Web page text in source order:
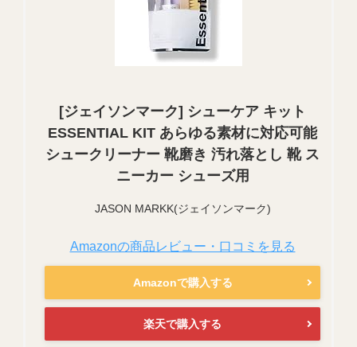
[ジェイソンマーク] シューケア キット
ESSENTIAL KIT あらゆる素材に対応可能
シュークリーナー 靴磨き 汚れ落とし 靴 ス
ニーカー シューズ用
JASON MARKK(ジェイソンマーク)
Amazonの商品レビュー・口コミを見る
Amazonで購入する
楽天で購入する